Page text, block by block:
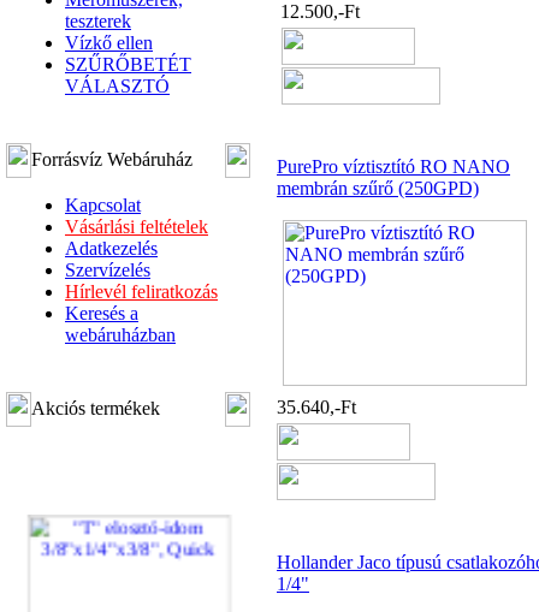
teszterek
Vízkő ellen
SZŰRŐBETÉT
VÁLASZTÓ
Forrásvíz Webáruház
Kapcsolat
Vásárlási feltételek
Adatkezelés
Szervízelés
Hírlevél feliratkozás
Keresés a
webáruházban
Akciós termékek
12.500,-Ft
PurePro víztisztító RO NANO
membrán szűrő (250GPD)
35.640,-Ft
Hollander Jaco típusú
1/4"